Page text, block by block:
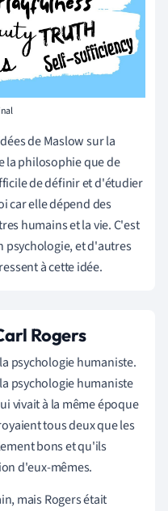
de Maslow sur la
la philosophie que de
de définir et d'étudier
car elle dépend des
humains et la vie. C'est
psychologie, et d'autres
à cette idée.
Rogers
psychologie humaniste.
psychologie humaniste
vivait à la même époque
tous deux que les
bons et qu'ils
d'eux-mêmes.
mais Rogers était